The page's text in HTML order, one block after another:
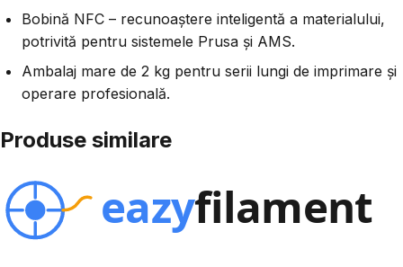
Bobină NFC – recunoaștere inteligentă a materialului,
potrivită pentru sistemele Prusa și AMS.
Ambalaj mare de 2 kg pentru serii lungi de imprimare și
operare profesională.
Produse similare